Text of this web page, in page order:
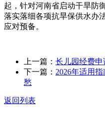
起，针对河南省启动干旱防
落实落细各项抗旱保供水办
应对预备。
上一篇： 长儿园经费申
下一篇： 2026年适用
愁
返回列表